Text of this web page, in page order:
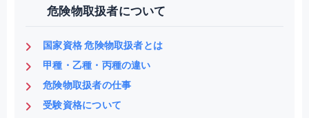
危険物取扱者について
国家資格 危険物取扱者とは
甲種・乙種・丙種の違い
危険物取扱者の仕事
受験資格について